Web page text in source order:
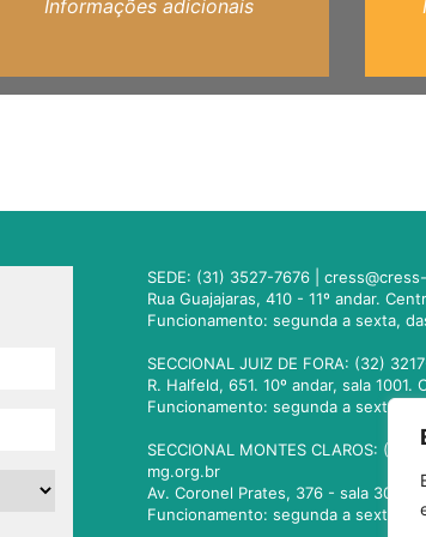
Informações adicionais
SEDE: (31) 3527-7676 |
Rua Guajajaras, 410 - 11º andar.
Funcionamento: segunda a sexta,
SECCIONAL JUIZ DE FORA: (32)
R. Halfeld, 651. 10º andar, sala
Funcionamento: segunda a sexta,
SECCIONAL MONTES CLAROS:
mg.org.br
Av. Coronel Prates, 376 - sala 301.
Funcionamento: segunda a sexta,